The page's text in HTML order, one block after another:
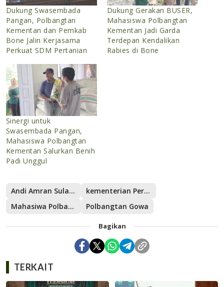
Dukung Swasembada
Pangan, Polbangtan
Kementan dan Pemkab
Bone Jalin Kerjasama
Perkuat SDM Pertanian
Dukung Gerakan BUSER,
Mahasiswa Polbangtan
Kementan Jadi Garda
Terdepan Kendalikan
Rabies di Bone
Sinergi untuk
Swasembada Pangan,
Mahasiswa Polbangtan
Kementan Salurkan Benih
Padi Unggul
Andi Amran Sulaiman
kementerian Pertanian
Mahasiwa Polbangtan Kementan
Polbangtan Gowa
Bagikan
TERKAIT